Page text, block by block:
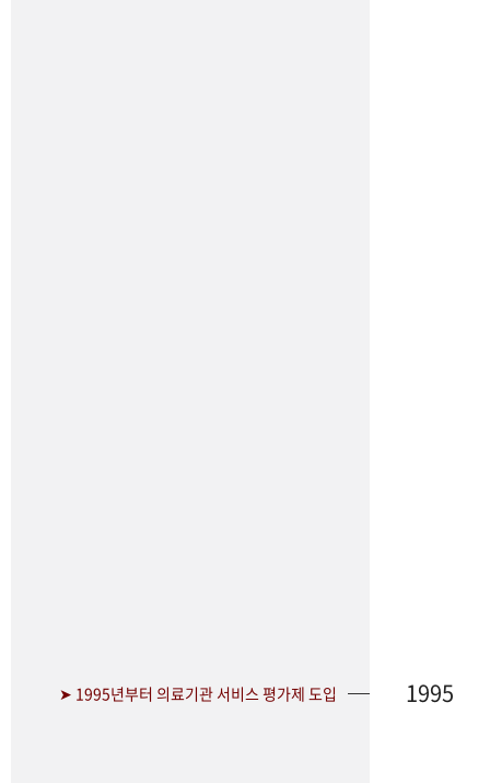
➤ 1995년부터 의료기관 서비스 평가제 도입 1995